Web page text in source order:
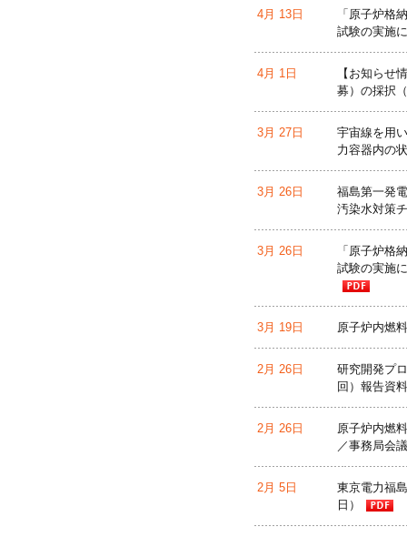
4月 13日
「原子炉格
試験の実施
4月 1日
【お知らせ
募）の採択
3月 27日
宇宙線を用
力容器内の
3月 26日
福島第一発
汚染水対策
3月 26日
「原子炉格
試験の実施
3月 19日 原子炉内燃
2月 26日
研究開発プ
回）報告資
2月 26日
原子炉内燃
／事務局会
2月 5日
東京電力福
日）